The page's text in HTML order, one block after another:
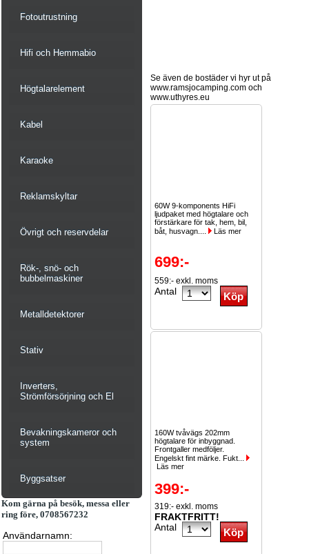
Fotoutrustning
Hifi och Hemmabio
Högtalarelement
Kabel
Karaoke
Reklamskyltar
Övrigt och reservdelar
Rök-, snö- och
bubbelmaskiner
Metalldetektorer
Stativ
Inverters,
Strömförsörjning och El
Bevakningskameror och
system
Byggsatser
Kom gärna på besök, messa eller
ring före, 0708567232
Användarnamn:
Se även de bostäder vi hyr ut på
www.ramsjocamping.com och
www.uthyres.eu
60W 9-komponents HiFi
ljudpaket med högtalare och
förstärkare för tak, hem, bil,
båt, husvagn....
Läs mer
699:-
559:- exkl. moms
Antal
160W tvåvägs 202mm
högtalare för inbyggnad.
Frontgaller medföljer.
Engelskt fint märke. Fukt...
Läs mer
399:-
319:- exkl. moms
FRAKTFRITT!
Antal